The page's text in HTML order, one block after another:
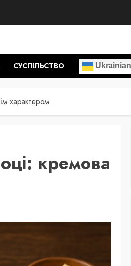
СУСПІЛЬСТВО Ukrainian
характером
кремова